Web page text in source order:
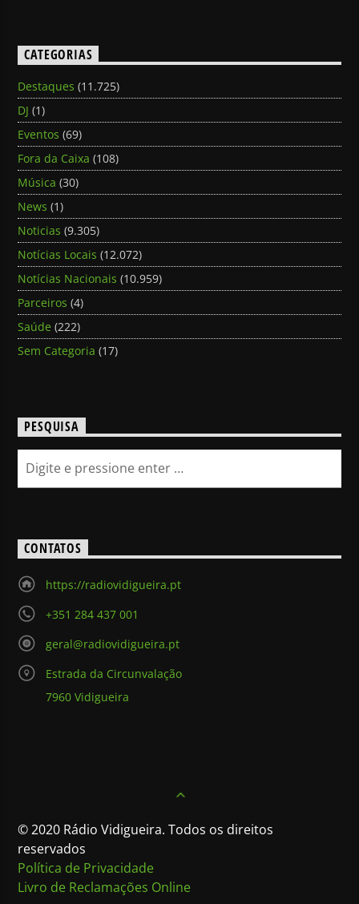
CATEGORIAS
Destaques (11.725)
DJ (1)
Eventos (69)
Fora da Caixa (108)
Música (30)
News (1)
Noticias (9.305)
Notícias Locais (12.072)
Notícias Nacionais (10.959)
Parceiros (4)
Saúde (222)
Sem Categoria (17)
PESQUISA
CONTATOS
https://radiovidigueira.pt
+351 284 437 001
geral@radiovidigueira.pt
Estrada da Circunvalação
7960 Vidigueira
© 2020 Rádio Vidigueira. Todos os direitos
reservados
Política de Privacidade
Livro de Reclamações Online